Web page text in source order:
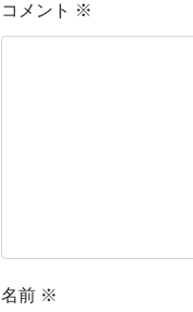
コメント ※
名前 ※